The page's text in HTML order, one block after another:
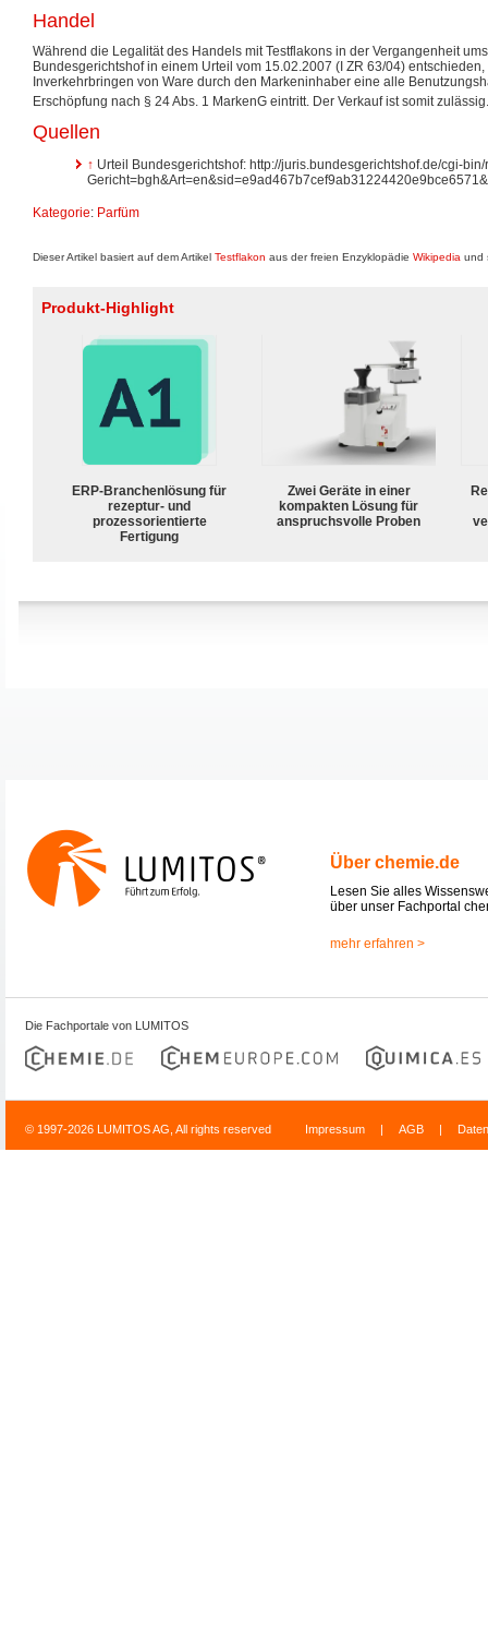
Handel
Während die Legalität des Handels mit Testflakons in der Vergangenheit
Bundesgerichtshof in einem Urteil vom 15.02.2007 (I ZR 63/04)
Inverkehrbringen von Ware durch den Markeninhaber eine alle
Erschöpfung nach § 24 Abs. 1 MarkenG eintritt. Der Verkauf ist somit zulässig.
Quellen
↑ Urteil Bundesgerichtshof: http://juris.bundesgerichtshof.de/cgi-
Kategorie: Parfüm
Dieser Artikel basiert auf dem Artikel Testflakon aus der freien Enzyklopädie Wikipedia und
Produkt-Highlight
ERP-Branchenlösung für
rezeptur- und
prozessorientierte
Fertigung
Zwei Geräte in einer
kompakten Lösung für
anspruchsvolle Proben
Über chemie.de
Lesen Sie alles
über unser Fachportal
mehr erfahren >
Die Fachportale von LUMITOS
© 1997-2026 LUMITOS AG, All rights reserved Impressum | AGB |